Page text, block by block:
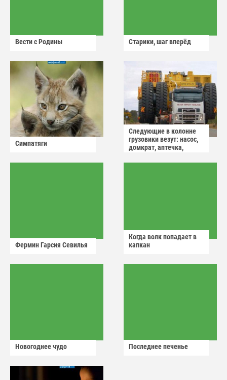
Вести с Родины Старики, шаг вперёд
Симпатяги
Следующие в колонне
грузовики везут: насос,
домкрат, аптечка,
Фермин Гарсия Севилья
Когда волк попадает в
капкан
Новогоднее чудо Последнее печенье